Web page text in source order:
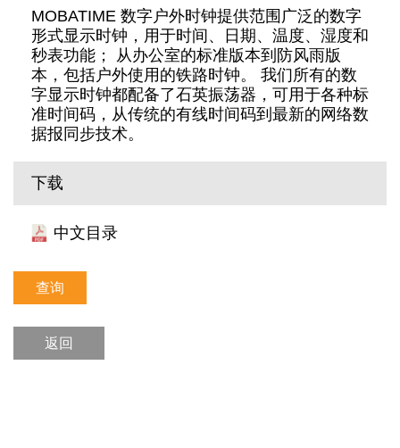
MOBATIME 数字户外时钟提供范围广泛的数字
形式显示时钟，用于时间、日期、温度、湿度和
秒表功能； 从办公室的标准版本到防风雨版
本，包括户外使用的铁路时钟。 我们所有的数
字显示时钟都配备了石英振荡器，可用于各种标
准时间码，从传统的有线时间码到最新的网络数
据报同步技术。
下载
中文目录
查询
返回